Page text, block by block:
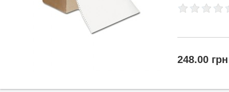
248.00 грн